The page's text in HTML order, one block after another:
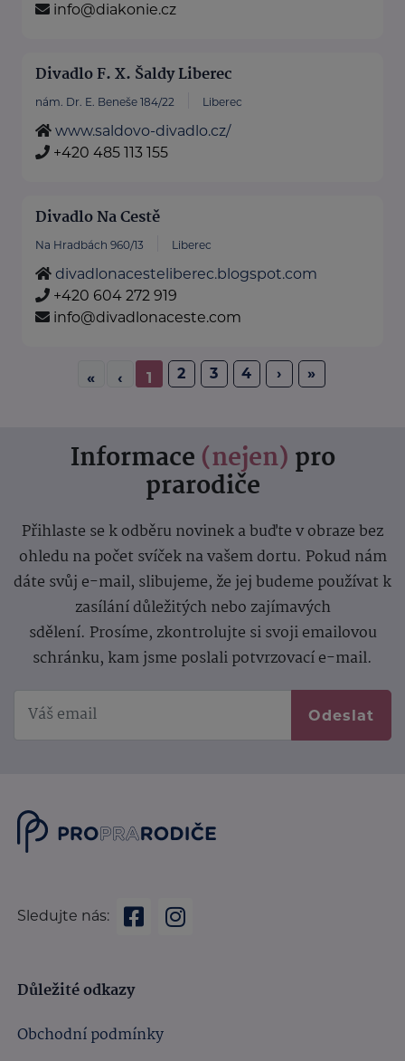
info@diakonie.cz
Divadlo F. X. Šaldy Liberec
nám. Dr. E. Beneše 184/22 Liberec
www.saldovo-divadlo.cz/
+420 485 113 155
Divadlo Na Cestě
Na Hradbách 960/13 Liberec
divadlonacesteliberec.blogspot.com
+420 604 272 919
info@divadlonaceste.com
« ‹ 1 2 3 4 › »
Informace (nejen) pro
prarodiče
Přihlaste se k odběru novinek a buďte v obraze bez
ohledu na počet svíček na vašem dortu. Pokud nám
dáte svůj e-mail, slibujeme, že jej budeme používat k
zasílání důležitých nebo zajímavých
sdělení. Prosíme, zkontrolujte si svoji emailovou
schránku, kam jsme poslali potvrzovací e-mail.
Odeslat
Sledujte nás:
Důležité odkazy
Obchodní podmínky